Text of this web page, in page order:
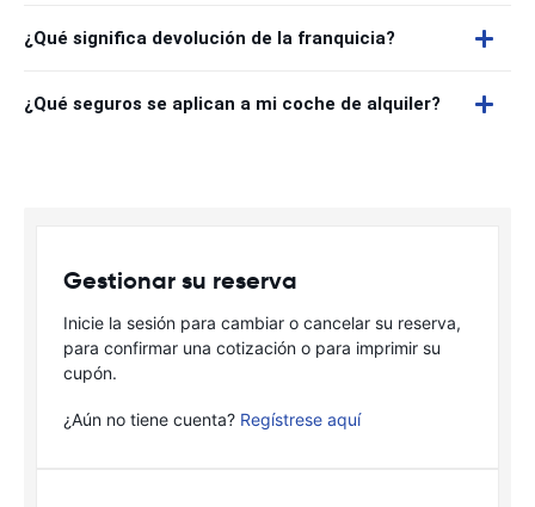
¿Qué significa devolución de la franquicia?
¿Qué seguros se aplican a mi coche de alquiler?
Gestionar su reserva
Inicie la sesión para cambiar o cancelar su reserva,
para confirmar una cotización o para imprimir su
cupón.
¿Aún no tiene cuenta? Regístrese aquí